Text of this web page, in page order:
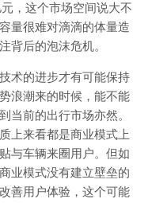
，这个市场空间说大不
量很难对滴滴的体量造
背后的泡沫危机。
术的进步才有可能保持
浪潮来的时候，能不能
当前的出行市场亦然。
上来看都是商业模式上
与车辆来圈用户。但如
业模式没有建立壁垒的
善用户体验，这个可能